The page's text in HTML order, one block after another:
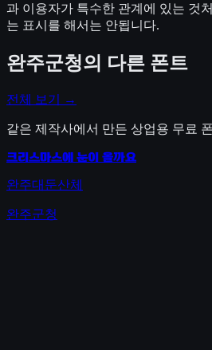
과 이용자가 특수한 관계에 있는 것
는 표시를 해서는 안됩니다.
완주군청의 다른 폰트
전체 보기 →
같은 제작사에서 만든 상업용 무료
크리스마스에 눈이 올까요
완주대둔산체
완주군청